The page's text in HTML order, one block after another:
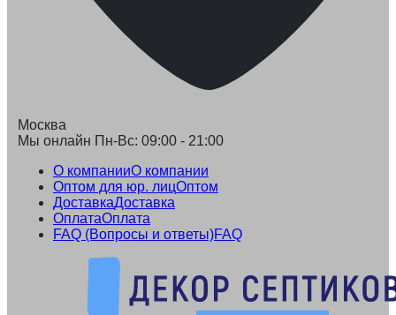
Москва
Мы онлайн Пн-Вс: 09:00 - 21:00
О компанииО компании
Оптом для юр. лицОптом
ДоставкаДоставка
ОплатаОплата
FAQ (Вопросы и ответы)FAQ